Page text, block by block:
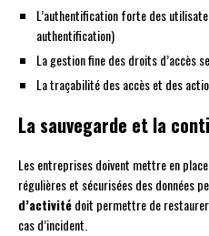
L’authentification forte des
authentification)
La gestion fine des droits d’accès
La traçabilité des accès et des
La sauvegarde et la
Les entreprises doivent mettre en
régulières et sécurisées des données
d’activitédoit permettre de restaurer
cas d’incident.